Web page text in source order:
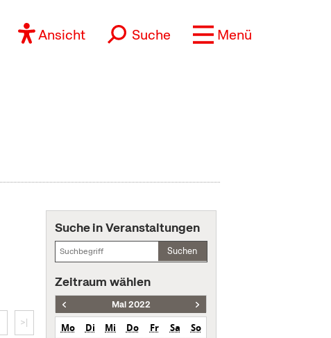
Ansicht Suche Menü
>|
Suche in Veranstaltungen
Suchen
Zeitraum wählen
Mai 2022
Mo Di Mi Do Fr Sa
So